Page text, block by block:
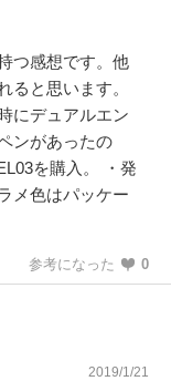
つ感想です。他
ると思います。
にデュアルエン
ンがあったの
を購入。 ・発
メ色はパッケー
参考になった 0
2019/1/21